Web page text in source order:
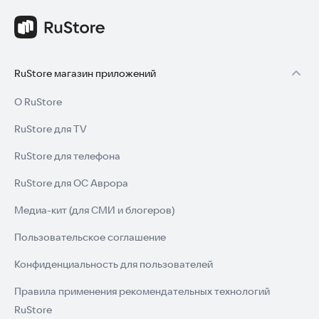
* Стаффордширский бультерьер
* Спрингер-спаниель
* Австралийская овчарка
* Йоркширский терьер
* Бультерьер
* Дог
* Шнауцер
* Французский бульдог
* Доберман
* Миниатюрный пинчер
* Чихуахуа
* Такса
RuStore магазин приложений
О RuStore
RuStore для TV
RuStore для телефона
RuStore для ОС Аврора
Медиа-кит (для СМИ и блогеров)
Пользовательское соглашение
Конфиденциальность для пользователей
Правила применения рекомендательных технологий
RuStore